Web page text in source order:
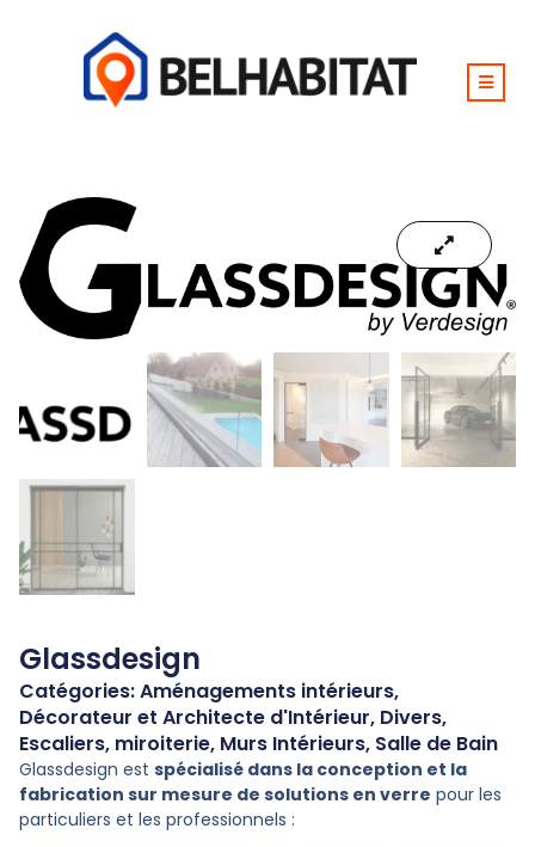
Glassdesign
Catégories:Aménagements intérieurs,
Décorateur et Architecte d'Intérieur, Divers,
Escaliers, miroiterie, Murs Intérieurs, Salle de Bain
Glassdesign est spécialisé dans la conception et la
fabrication sur mesure de solutions en verre pour les
particuliers et les professionnels :